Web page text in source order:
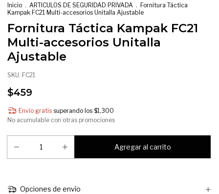
Inicio . ARTICULOS DE SEGURIDAD PRIVADA . Fornitura Táctica
Kampak FC21 Multi-accesorios Unitalla Ajustable
Fornitura Táctica Kampak FC21
Multi-accesorios Unitalla
Ajustable
SKU: FC21
$459
Envío gratis superando los $1,300
No acumulable con otras promociones
Opciones de envío